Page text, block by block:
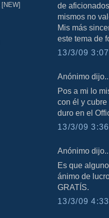
[NEW]
de
mismos no
Mis más
este tema de
13/3/09
Anónimo
Pos a mi lo
con él y
duro en el
13/3/09
Anónimo
Es que
ánimo de
GRATÍS.
13/3/09